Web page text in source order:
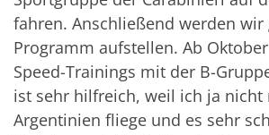
fahren. Anschließend werden
Programm aufstellen. Ab
Speed-Trainings mit der B-
ist sehr hilfreich, weil ich ja nicht
Argentinien fliege und es sehr